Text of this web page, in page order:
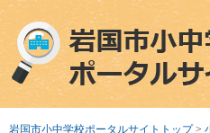
ペ
で
メ
ば岩国市小中学校ポータルサイトトップ >